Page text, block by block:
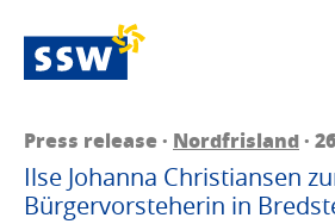
Press release · Nordfrisland·
Ilse Johanna Christiansen
Bürgervorsteherin in